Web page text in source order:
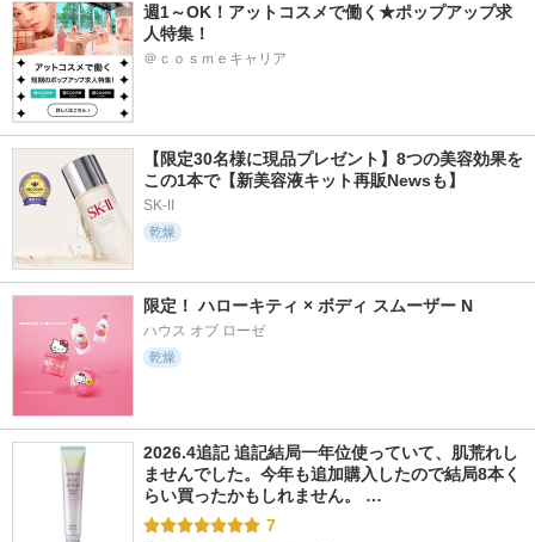
週1～OK！アットコスメで働く★ポップアップ求
人特集！
＠ｃｏｓｍｅキャリア
【限定30名様に現品プレゼント】8つの美容効果を
この1本で【新美容液キット再販Newsも】
SK-II
乾燥
限定！ ハローキティ × ボディ スムーザー N
ハウス オブ ローゼ
乾燥
2026.4追記 追記結局一年位使っていて、肌荒れし
ませんでした。今年も追加購入したので結局8本く
らい買ったかもしれません。 …
7